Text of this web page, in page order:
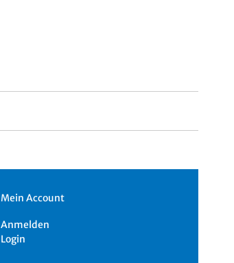
Mein Account
Anmelden
Login